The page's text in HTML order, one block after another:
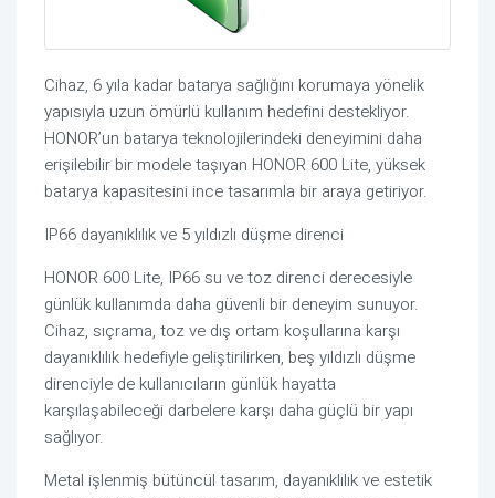
Cihaz, 6 yıla kadar batarya sağlığını korumaya yönelik
yapısıyla uzun ömürlü kullanım hedefini destekliyor.
HONOR’un batarya teknolojilerindeki deneyimini daha
erişilebilir bir modele taşıyan HONOR 600 Lite, yüksek
batarya kapasitesini ince tasarımla bir araya getiriyor.
IP66 dayanıklılık ve 5 yıldızlı düşme direnci
HONOR 600 Lite, IP66 su ve toz direnci derecesiyle
günlük kullanımda daha güvenli bir deneyim sunuyor.
Cihaz, sıçrama, toz ve dış ortam koşullarına karşı
dayanıklılık hedefiyle geliştirilirken, beş yıldızlı düşme
direnciyle de kullanıcıların günlük hayatta
karşılaşabileceği darbelere karşı daha güçlü bir yapı
sağlıyor.
Metal işlenmiş bütüncül tasarım, dayanıklılık ve estetik